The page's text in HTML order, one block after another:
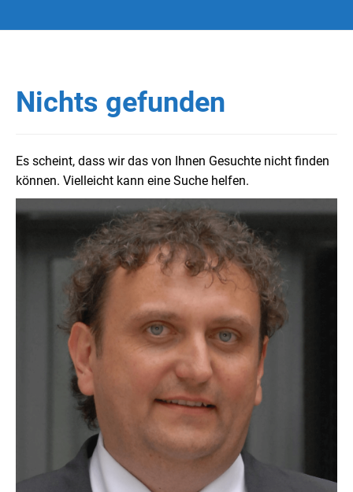
Nichts gefunden
Es scheint, dass wir das von Ihnen Gesuchte nicht finden
können. Vielleicht kann eine Suche helfen.